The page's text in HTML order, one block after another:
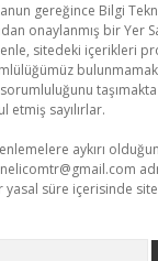
gereğince Bilgi
onaylanmış bir Yer
sitedeki içerikleri
etmiş sayılırlar.
aykırı
süre içerisinde